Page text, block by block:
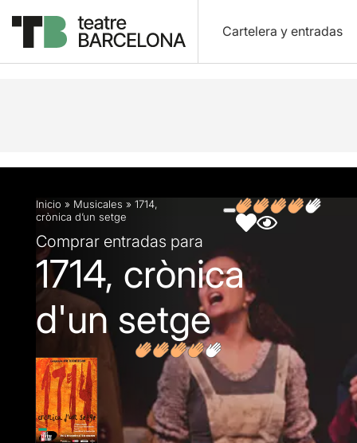
Cartelera y entradas
Descripción Ficha artística Fotos y vídeos
Inicio » Musicales » 1714,
crònica d’un setge
Comprar entradas para
1714, crònica
d'un setge